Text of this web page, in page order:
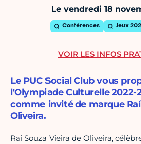
Le vendredi 18
Conférences Jeux
Le PUC Social Club vous
l'Olympiade Culturelle 2022-
comme invité de marque
Oliveira.
Rai Souza Vieira de Oliveira,
VOIR LES INFOS